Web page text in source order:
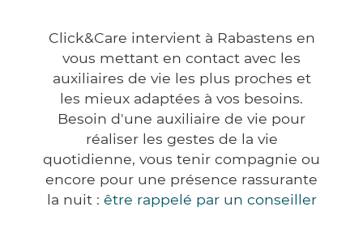
Click&Care intervient à Rabastens en
vous mettant en contact avec les
auxiliaires de vie les plus proches et
les mieux adaptées à vos besoins.
Besoin d'une auxiliaire de vie pour
réaliser les gestes de la vie
quotidienne, vous tenir compagnie ou
encore pour une présence rassurante
la nuit : être rappelé par un conseiller